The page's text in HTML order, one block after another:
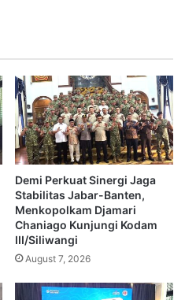
Demi Perkuat Sinergi Jaga
Stabilitas Jabar-Banten,
Menkopolkam Djamari
Chaniago Kunjungi Kodam
III/Siliwangi
August 7, 2026